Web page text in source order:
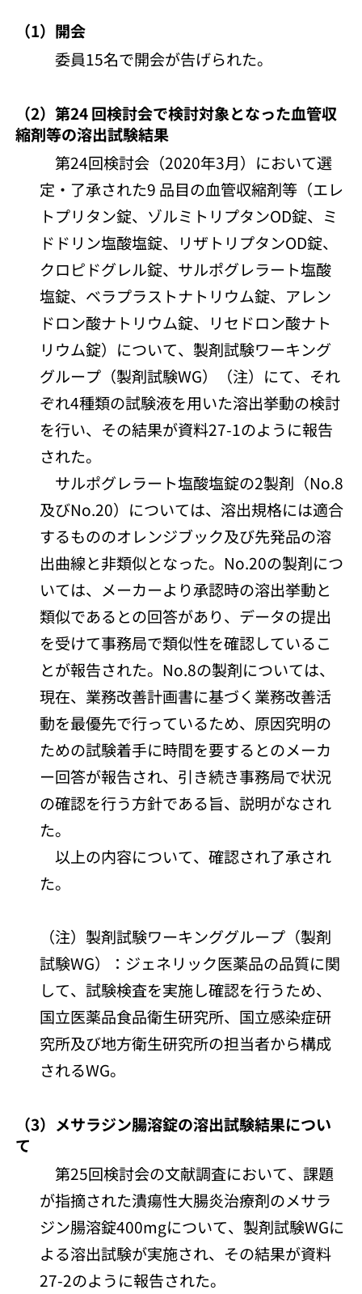
（1）開会
委員15名で開会が告げられた。
（2）第24 回検討会で検討対象となった血管収
縮剤等の溶出試験結果
第24回検討会（2020年3月）において選
定・了承された9 品目の血管収縮剤等（エレ
トプリタン錠、ゾルミトリプタンOD錠、ミ
ドドリン塩酸塩錠、リザトリプタンOD錠、
クロピドグレル錠、サルポグレラート塩酸
塩錠、ベラプラストナトリウム錠、アレン
ドロン酸ナトリウム錠、リセドロン酸ナト
リウム錠）について、製剤試験ワーキング
グループ（製剤試験WG）（注）にて、それ
ぞれ4種類の試験液を用いた溶出挙動の検討
を行い、その結果が資料27-1のように報告
された。
サルポグレラート塩酸塩錠の2製剤（No.8
及びNo.20）については、溶出規格には適合
するもののオレンジブック及び先発品の溶
出曲線と非類似となった。No.20の製剤につ
いては、メーカーより承認時の溶出挙動と
類似であるとの回答があり、データの提出
を受けて事務局で類似性を確認しているこ
とが報告された。No.8の製剤については、
現在、業務改善計画書に基づく業務改善活
動を最優先で行っているため、原因究明の
ための試験着手に時間を要するとのメーカ
ー回答が報告され、引き続き事務局で状況
の確認を行う方針である旨、説明がなされ
た。
以上の内容について、確認され了承され
た。
（注）製剤試験ワーキンググループ（製剤
試験WG）：ジェネリック医薬品の品質に関
して、試験検査を実施し確認を行うため、
国立医薬品食品衛生研究所、国立感染症研
究所及び地方衛生研究所の担当者から構成
されるWG。
（3）メサラジン腸溶錠の溶出試験結果につい
て
第25回検討会の文献調査において、課題
が指摘された潰瘍性大腸炎治療剤のメサラ
ジン腸溶錠400mgについて、製剤試験WGに
よる溶出試験が実施され、その結果が資料
27-2のように報告された。